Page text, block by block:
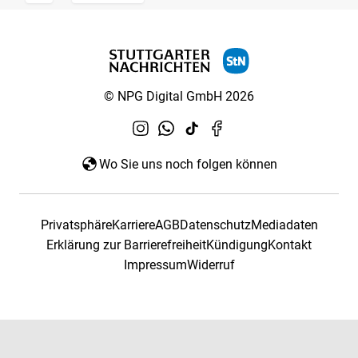
© NPG Digital GmbH 2026
Wo Sie uns noch folgen können
PrivatsphäreKarriereAGBDatenschutzMediadaten
Erklärung zur BarrierefreiheitKündigungKontakt
ImpressumWiderruf